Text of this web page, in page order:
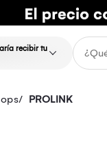
recibir tu
PROLINK